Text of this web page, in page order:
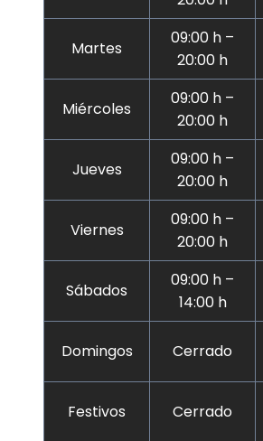
Martes
09:00 h –
20:00 h
Miércoles
09:00 h –
20:00 h
Jueves
09:00 h –
20:00 h
Viernes
09:00 h –
20:00 h
Sábados
09:00 h –
14:00 h
Domingos Cerrado
Festivos Cerrado